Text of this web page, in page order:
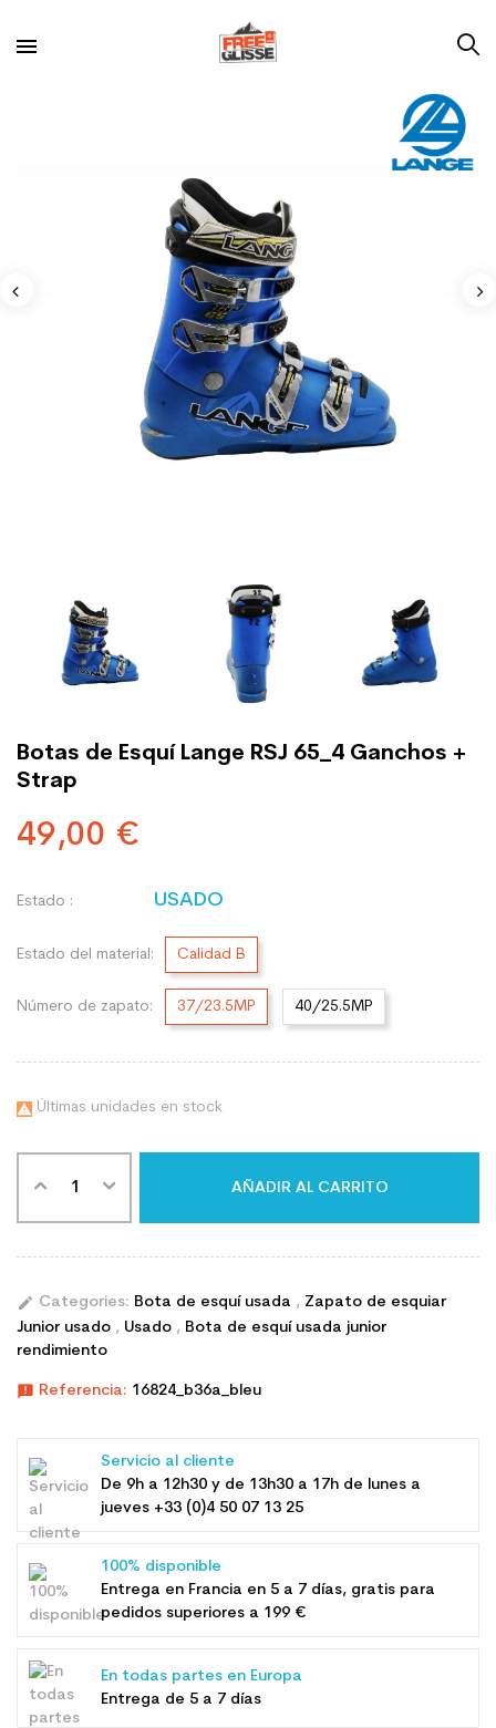
Botas de Esquí Lange RSJ 65_4 Ganchos +
Strap
49,00 €
Estado : USADO
Estado del material: Calidad B
Número de zapato: 37/23.5MP 40/25.5MP
 Últimas unidades en stock
AÑADIR AL CARRITO
edit Categories: Bota de esquí usada , Zapato de esquiar
Junior usado , Usado , Bota de esquí usada junior
rendimiento
announcement Referencia: 16824_b36a_bleu
Servicio al cliente
De 9h a 12h30 y de 13h30 a 17h de lunes a
jueves +33 (0)4 50 07 13 25
100% disponible
Entrega en Francia en 5 a 7 días, gratis para
pedidos superiores a 199 €
En todas partes en Europa
Entrega de 5 a 7 días